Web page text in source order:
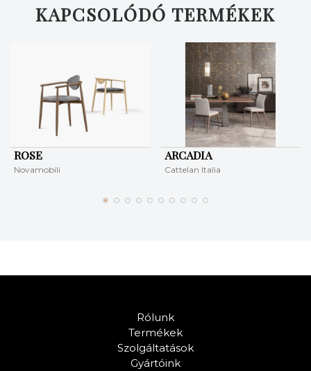
KAPCSOLÓDÓ TERMÉKEK
ROSE
Novamobili
ARCADIA
Cattelan Italia
Rólunk
Termékek
Szolgáltatások
Gyártóink